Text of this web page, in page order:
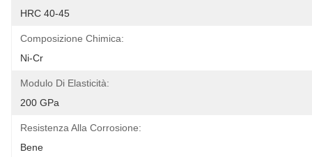
HRC 40-45
Composizione Chimica:
Ni-Cr
Modulo Di Elasticità:
200 GPa
Resistenza Alla Corrosione:
Bene